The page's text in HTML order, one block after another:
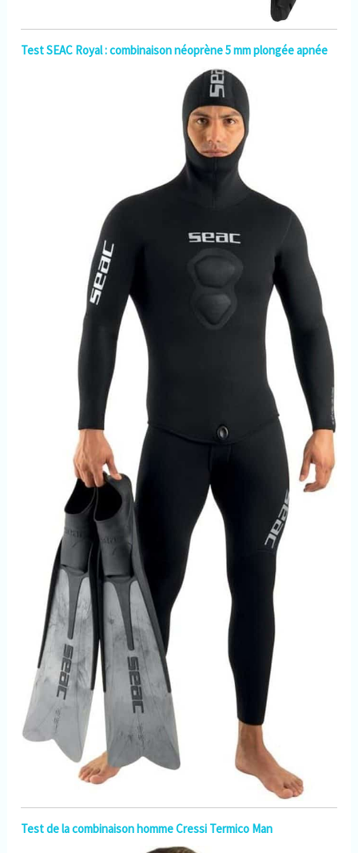
Test SEAC Royal : combinaison néoprène 5 mm plongée apnée
Test de la combinaison homme Cressi Termico Man